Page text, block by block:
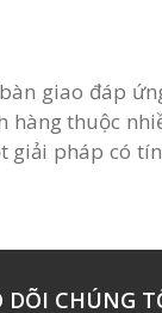
giao đáp
hàng thuộc
giải pháp có
DÕI CHÚNG